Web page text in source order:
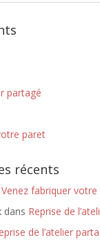
partagé
paret
récents
Venez fabriquer
dans Reprise de
de l’atelier